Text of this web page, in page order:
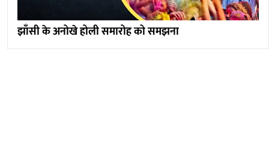
झाँसी के अनोखे होली समारोह को समझना